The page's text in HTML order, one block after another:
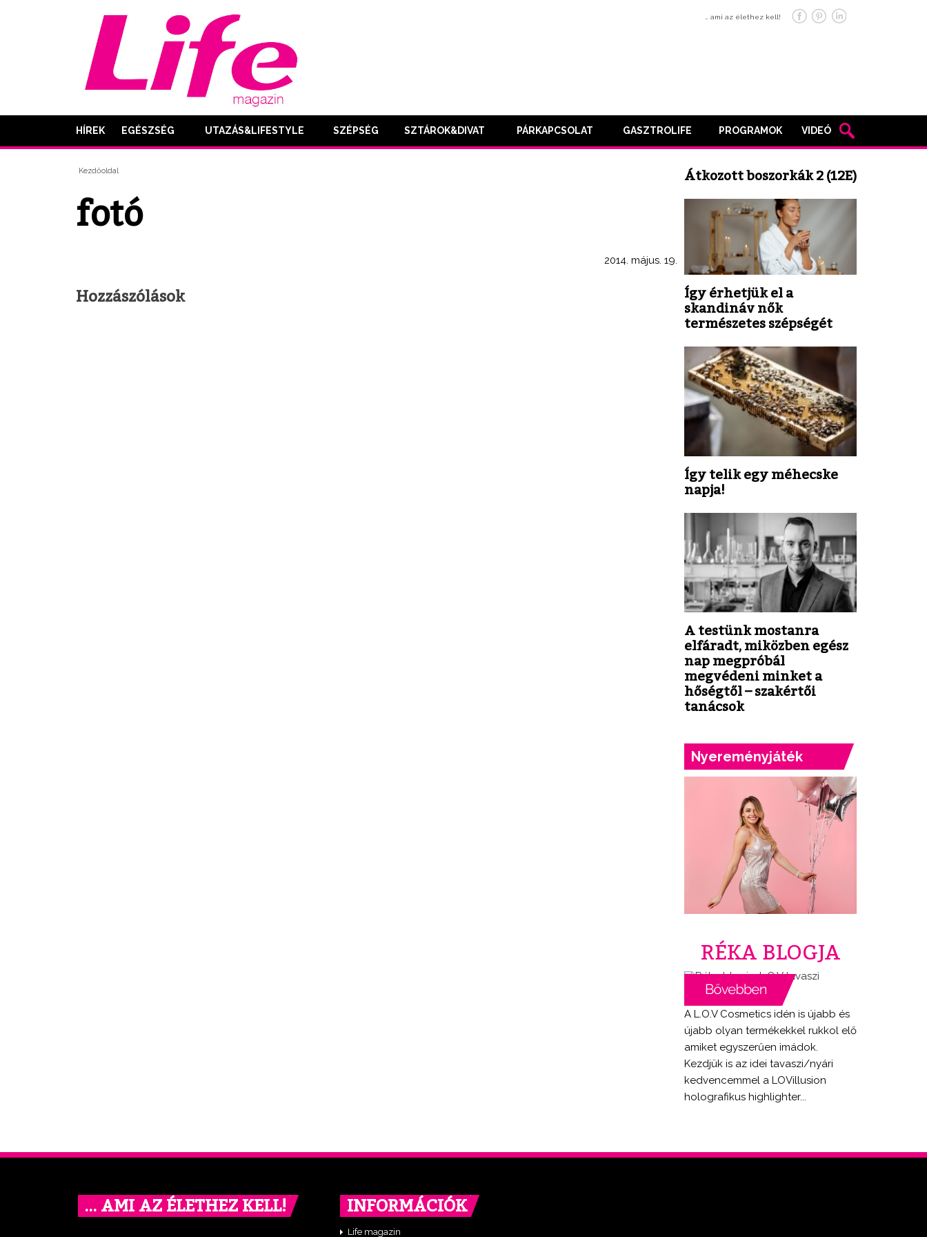
… ami az élethez kell!
HÍREK EGÉSZSÉG UTAZÁS&LIFESTYLE SZÉPSÉG SZTÁROK&DIVAT PÁRKAPCSOLAT GASZTROLIFE PROGRAMOK VIDEÓ
Kezdőoldal
fotó
2014. május. 19.
Hozzászólások
Átkozott boszorkák 2 (12E)
Így érhetjük el a
skandináv nők
természetes szépségét
Így telik egy méhecske
napja!
A testünk mostanra
elfáradt, miközben egész
nap megpróbál
megvédeni minket a
hőségtől – szakértői
tanácsok
Nyereményjáték
RÉKA BLOGJA
A L.O.V Cosmetics idén is újabb és
újabb olyan termékekkel rukkol elő
amiket egyszerűen imádok.
Kezdjük is az idei tavaszi/nyári
kedvencemmel a LOVillusion
holografikus highlighter...
… AMI AZ ÉLETHEZ KELL! INFORMÁCIÓK
Life magazin